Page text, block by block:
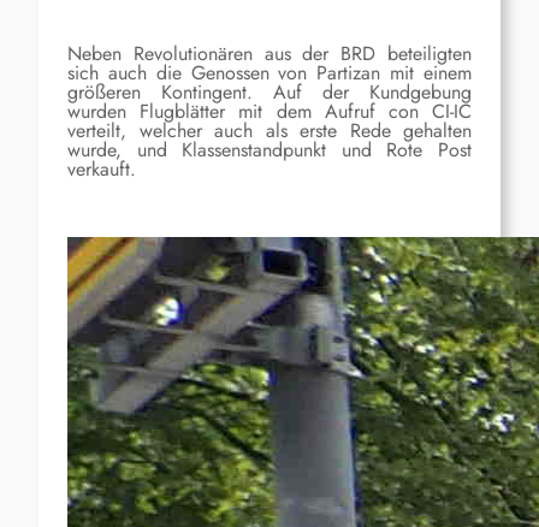
Neben Revolutionären aus der BRD beteiligten
sich auch die Genossen von Partizan mit einem
größeren Kontingent. Auf der Kundgebung
wurden Flugblätter mit dem Aufruf con CI-IC
verteilt, welcher auch als erste Rede gehalten
wurde, und Klassenstandpunkt und Rote Post
verkauft.